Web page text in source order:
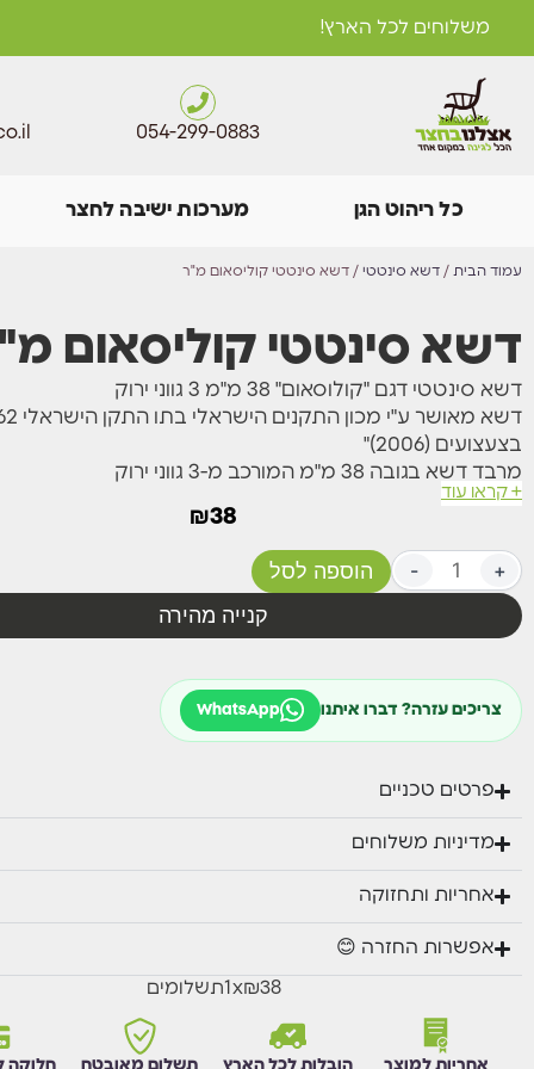
משלוחים לכל הארץ!
054-299-0883
כל ריהוט הגן מערכות ישיבה לחצר
עמוד הבית / דשא סינטטי / דשא סינטטי קוליסאום מ"ר
דשא סינטטי קוליסאום
דשא סינטטי דגם "קולוסאום" 38 מ"מ 3 גווני ירוק
בצעצועים (2006)"
מרבד דשא בגובה 38 מ"מ המורכב מ-3 גווני ירוק
הדשא יוקרתי ואיכותי במיוחד, גמיש ורך למגע.
הדשא מיועד לגינות פרטיות וציבוריות, פארקים, גני אירועים,
מרפסות, חצרות גג ועוד.
נתונים יבשים:
גובה הסיבים – 38 מ"מ.
עמיד בקרינת UV.
בעל תו תקן ישראלי.
הדשא מתאים לאקלים הישראלי.
צבע: 3 גווני ירוק.
מרווח בין התפרים: 3/8 אינץ'.
+ קראו עוד
₪38
- +
הוספה לסל
קנייה מהירה
צריכים עזרה? דברו איתנו WhatsApp
פרטים טכניים
מדיניות משלוחים
אחריות ותחזוקה
אפשרות החזרה 😊
₪38
x
1תשלומים